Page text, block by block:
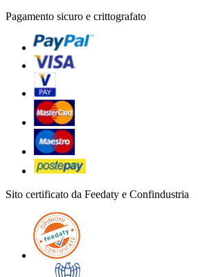
Pagamento sicuro e crittografato
Sito certificato da Feedaty e Confindustria